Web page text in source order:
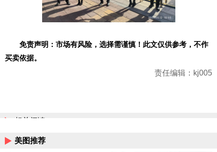
免责声明：市场有风险，选择需谨慎！此文仅供参考，不作
买卖依据。
责任编辑：kj005
相关阅读
美图推荐